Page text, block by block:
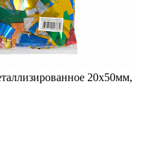
20х50мм,